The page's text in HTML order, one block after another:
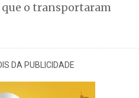
o transportaram
DA PUBLICIDADE